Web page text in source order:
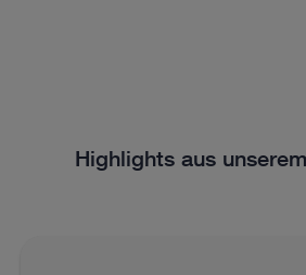
Highlights aus